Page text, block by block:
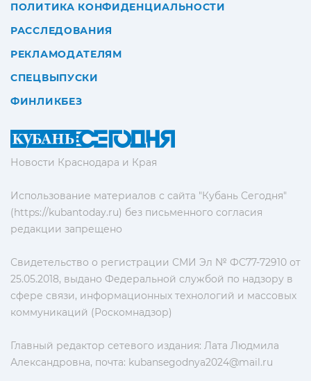
Новости Краснодара и Края
Использование материалов с сайта "Кубань Сегодня"
(https://kubantoday.ru) без письменного согласия
редакции запрещено
Свидетельство о регистрации СМИ Эл № ФС77-72910 от
25.05.2018, выдано Федеральной службой по надзору в
сфере связи, информационных технологий и массовых
коммуникаций (Роскомнадзор)
Главный редактор сетевого издания: Лата Людмила
Александровна, почта: kubansegodnya2024@mail.ru
ПОЛИТИКА КОНФИДЕНЦИАЛЬНОСТИ
РАССЛЕДОВАНИЯ
РЕКЛАМОДАТЕЛЯМ
СПЕЦВЫПУСКИ
ФИНЛИКБЕЗ